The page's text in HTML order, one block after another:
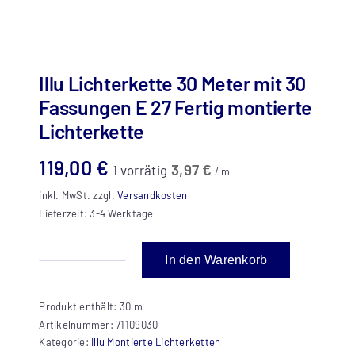
Illu Lichterkette 30 Meter mit 30
Fassungen E 27 Fertig montierte
Lichterkette
119,00 € 1 vorrätig 3,97 € / m
inkl. MwSt. zzgl.Versandkosten
Lieferzeit:3-4 Werktage
Meter
In den Warenkorb
Produkt enthält: 30 m
Artikelnummer:71109030
Kategorie: Illu Montierte Lichterketten